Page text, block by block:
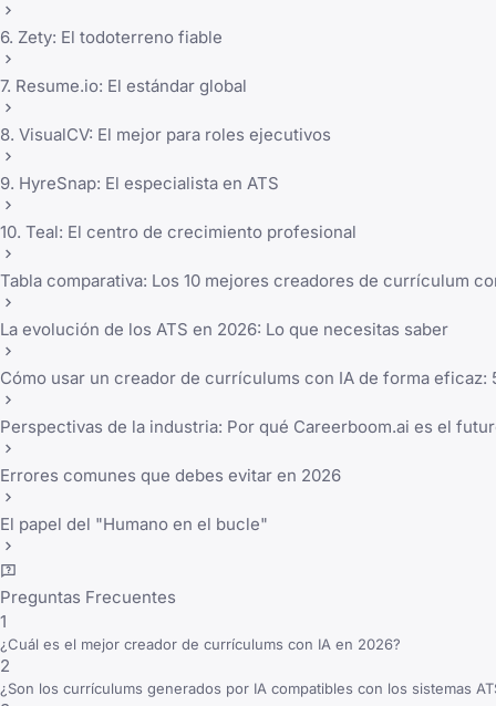
6. Zety: El todoterreno fiable
7. Resume.io: El estándar global
8. VisualCV: El mejor para roles ejecutivos
9. HyreSnap: El especialista en ATS
10. Teal: El centro de crecimiento profesional
Tabla comparativa: Los 10 mejores creadores de currículum
La evolución de los ATS en 2026: Lo que necesitas saber
Cómo usar un creador de currículums con IA de forma
Perspectivas de la industria: Por qué Careerboom.ai es el
Errores comunes que debes evitar en 2026
El papel del "Humano en el bucle"
Preguntas Frecuentes
1
¿Cuál es el mejor creador de currículums con IA en 2026?
2
¿Son los currículums generados por IA compatibles con los sistemas